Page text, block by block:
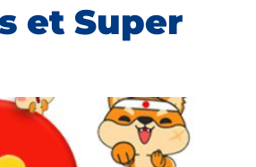
et Super